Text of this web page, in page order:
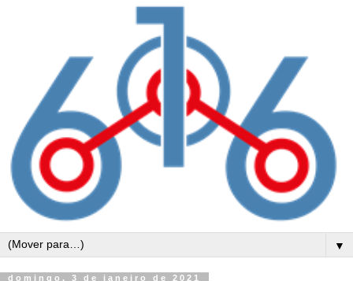
▼
domingo, 3 de janeiro de 2021